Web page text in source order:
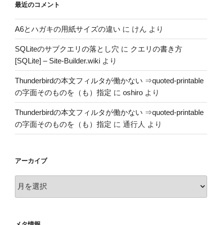
最近のコメント
A6とハガキの用紙サイズの違い に けん より
SQLiteのサブクエリの落とし穴 に クエリの書き方
[SQLite] – Site-Builder.wiki より
Thunderbirdの本文フィルタが働かない ⇒quoted-printable
の字面そのものを（も）指定 に oshiro より
Thunderbirdの本文フィルタが働かない ⇒quoted-printable
の字面そのものを（も）指定 に 通行人 より
アーカイブ
ー